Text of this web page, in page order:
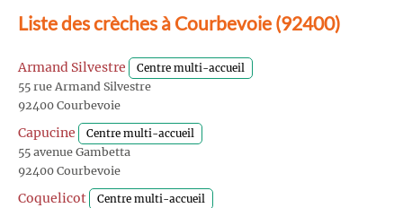
Liste des crèches à Courbevoie (92400)
Armand Silvestre Centre multi-accueil
55 rue Armand Silvestre
92400 Courbevoie
Capucine Centre multi-accueil
55 avenue Gambetta
92400 Courbevoie
Coquelicot Centre multi-accueil